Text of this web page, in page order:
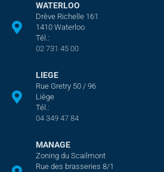
WATERLOO
Drève Richelle 161
1410 Waterloo
Tél.:
02 731 45 00
LIEGE
Rue Gretry 50 / 96
Liège
Tél.:
04 349 47 84
MANAGE
Zoning du Scailmont
Rue des brasseries 8/1